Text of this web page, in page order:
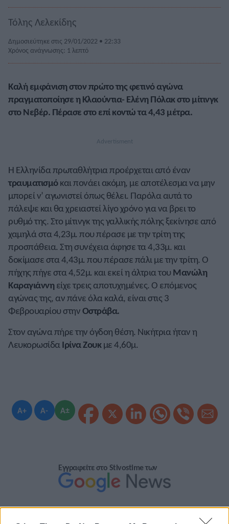
Τόλης Λελεκίδης
Δημοσιεύτηκε στις 29/01/2022 • 22:33
Χρόνος ανάγνωσης: 1 λεπτό
A+ A- A±
Καλή εμφάνιση στον πρώτο της φετινό αγώνα
πραγματοποίησε η Κλαούντια- Ελένη Πόλακ στο μίτινγκ
στο Νεβέρ. Πέρασε στο επί κοντώ τα 4,43 μέτρα.
Η Ελληνίδα πρωταθλήτρια προέρχεται από έναν
τραυματισμόκαι πονάει ακόμη, με αποτέλεσμα να μην
μπορεί ν’ αγωνιστεί όπως θέλει. Παρόλα αυτά το
πάλεψε και θα χρειαστεί λίγο χρόνο για να βρει το
ρυθμό της. Στο μίτινγκ της γαλλικής πόλης ξεκίνησε από
χαμηλά στα 4,23μ. που πέρασε με την τρίτη της
προσπάθεια. Στη συνέχεια άφησε τα 4,33μ. και
δοκίμασε στα 4,43μ. που πέρασε πάλι με την τρίτη. Ο
πήχης πήγε στα 4,52μ. και εκεί η άλτρια του Μανώλη
Καραγιάννηείχε τρεις αποτυχημένες. Ο επόμενος
αγώνας της, αν πάνε όλα καλά, είναι στις 3
Φεβρουαρίου στηνΟστράβα.
Στον αγώνα πήρε την όγδοη θέση. Νικήτρια ήταν η
ΛευκορωσίδαΙρίνα Ζουκμε 4,60μ.
Εγγραφείτε στο Stivostime των